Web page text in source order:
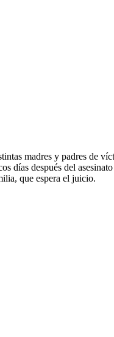
madres y padres de
días después del
que espera el juicio.